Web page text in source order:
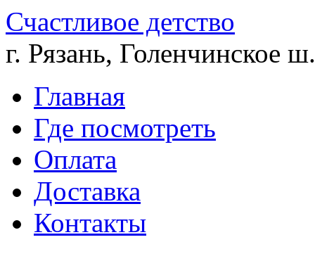
Счастливое детство
г. Рязань, Голенчинское
Главная
Где посмотреть
Оплата
Доставка
Контакты